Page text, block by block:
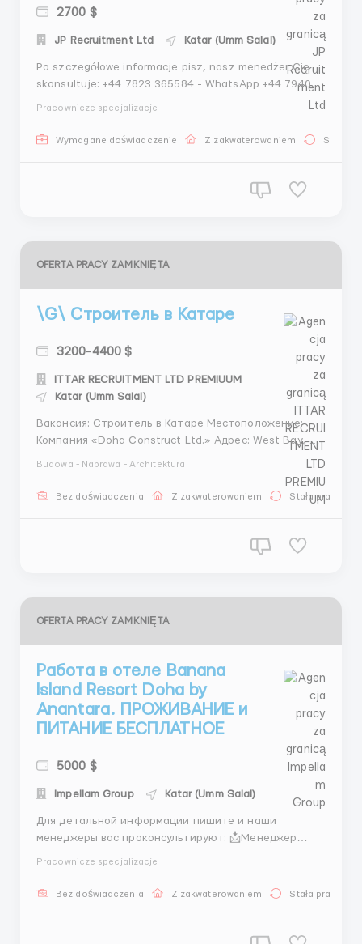
2700 $
JP Recruitment Ltd Katar (Umm Salal)
Po szczegółowe informacje pisz, nasz menedżer Cię
skonsultuje: +44 7823 365584 - WhatsApp +44 7940
Ponad 4 lata doświadczenia na rynku pracy; - Licencja
Pracownicze specjalizacje
Wymagane doświadczenie Z zakwaterowaniem Stała
OFERTA PRACY ZAMKNIĘTA
\G\ Строитель в Катаре
3200-4400 $
ITTAR RECRUITMENT LTD PREMIUUM
Katar (Umm Salal)
Вакансия: Строитель в Катаре Местоположение:
Компания «Doha Construct Ltd.» Адрес: West Bay, Al
мир современных технологий, масштабных
Budowa - Naprawa - Architektura
Bez doświadczenia Z zakwaterowaniem Stała praca
OFERTA PRACY ZAMKNIĘTA
Работа в отеле Banana
Island Resort Doha by
Anantara. ПРОЖИВАНИЕ и
ПИТАНИЕ БЕСПЛАТНОЕ
5000 $
Impellam Group Katar (Umm Salal)
Для детальной информации пишите и наши
менеджеры вас проконсультируют: 📩Менеджер
Менеджер Vladimir Tsukanov: WhatsApp Business:
Pracownicze specjalizacje
Bez doświadczenia Z zakwaterowaniem Stała praca